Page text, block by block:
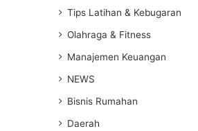
Tips Latihan & Kebugaran
Olahraga & Fitness
Manajemen Keuangan
NEWS
Bisnis Rumahan
Daerah